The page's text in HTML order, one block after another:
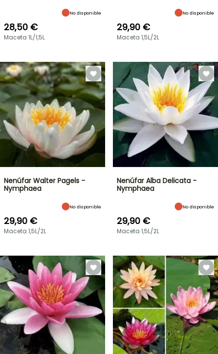
No disponible
28,50 €
Maceta 1L/1,5L
No disponible
29,90 €
Maceta 1,5L/2L
Nenúfar Walter Pagels -
Nymphaea
No disponible
29,90 €
Maceta 1,5L/2L
Nenúfar Alba Delicata -
Nymphaea
No disponible
29,90 €
Maceta 1,5L/2L